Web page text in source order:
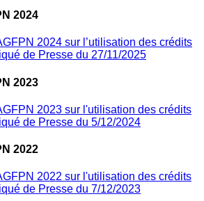
2024
2024 sur l’utilisation des crédits
de Presse du 27/11/2025
2023
2023 sur l'utilisation des crédits
de Presse du 5/12/2024
2022
2022 sur l'utilisation des crédits
de Presse du 7/12/2023